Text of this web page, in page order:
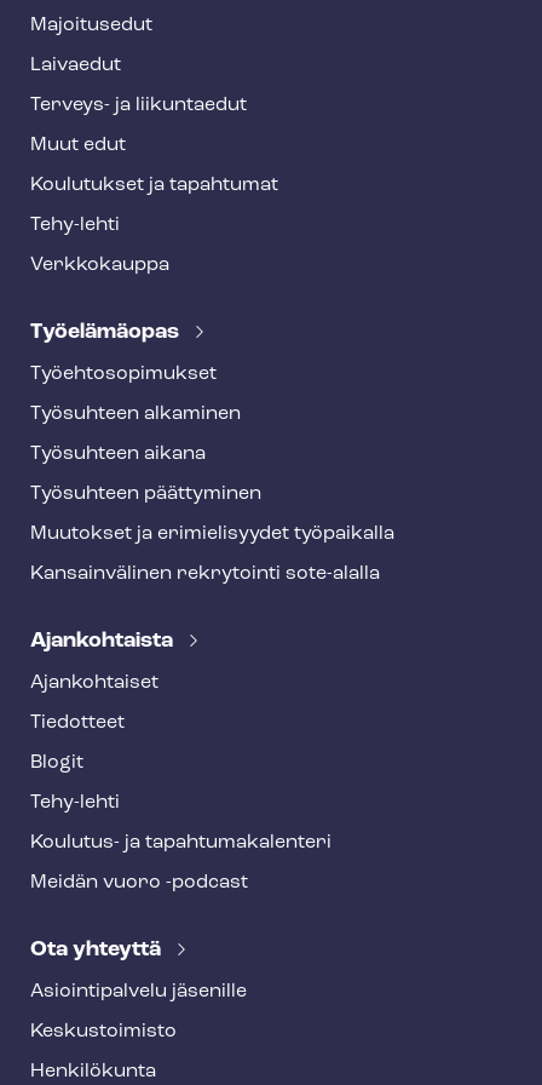
e
Majoitusedut
Laivaedut
Terveys- ja liikuntaedut
Muut edut
Koulutukset ja tapahtumat
Tehy-lehti
Verkkokauppa
Työelämäopas
Työ­eh­to­so­pi­muk­set
Työsuhteen alkaminen
Työsuhteen aikana
Työsuhteen päättyminen
Muutokset ja erimielisyydet työpaikalla
Kansainvälinen rekrytointi sote-alalla
Ajankohtaista
Ajankohtaiset
Tiedotteet
Blogit
Tehy-lehti
Koulutus- ja ta­pah­tu­ma­ka­len­te­ri
Meidän vuoro -podcast
Ota yhteyttä
Asioin­ti­pal­ve­lu jäsenille
Keskustoimisto
Henkilökunta